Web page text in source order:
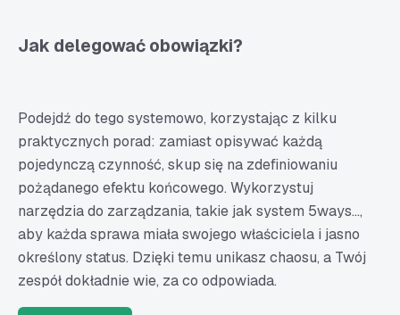
Jak delegować obowiązki?
Podejdź do tego systemowo, korzystając z kilku
praktycznych porad: zamiast opisywać każdą
pojedynczą czynność, skup się na zdefiniowaniu
pożądanego efektu końcowego. Wykorzystuj
narzędzia do zarządzania, takie jak system 5ways...,
aby każda sprawa miała swojego właściciela i jasno
określony status. Dzięki temu unikasz chaosu, a Twój
zespół dokładnie wie, za co odpowiada.